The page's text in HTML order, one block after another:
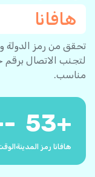
هافانا
تحقق من رمز الدولة
لتجنب الاتصال
مناسب.
+
53
هافانا رمز المدينة